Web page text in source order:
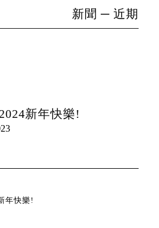
新聞 ─ 近期
新年快樂!
年快樂!